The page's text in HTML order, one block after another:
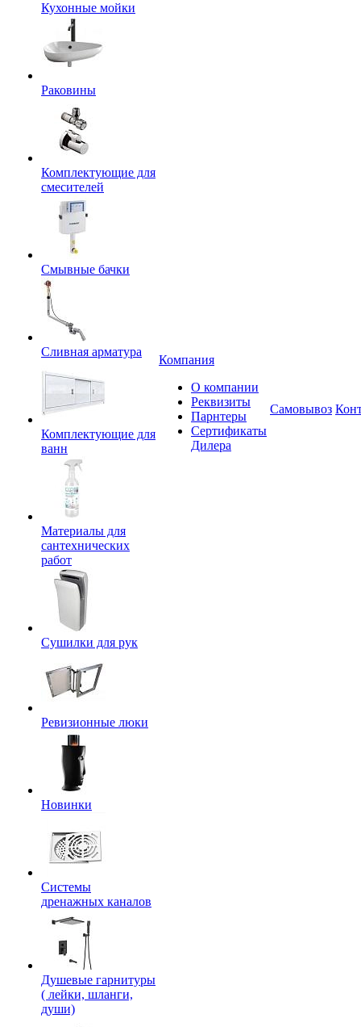
Кухонные мойки
Раковины
Комплектующие для
смесителей
Смывные бачки
Сливная арматура
Комплектующие для
ванн
Материалы для
сантехнических
работ
Сушилки для рук
Ревизионные люки
Новинки
Системы
дренажных каналов
Душевые гарнитуры
( лейки, шланги,
души)
Компания
О компании
Реквизиты
Парнтеры
Сертификаты
Дилера
Самовывоз